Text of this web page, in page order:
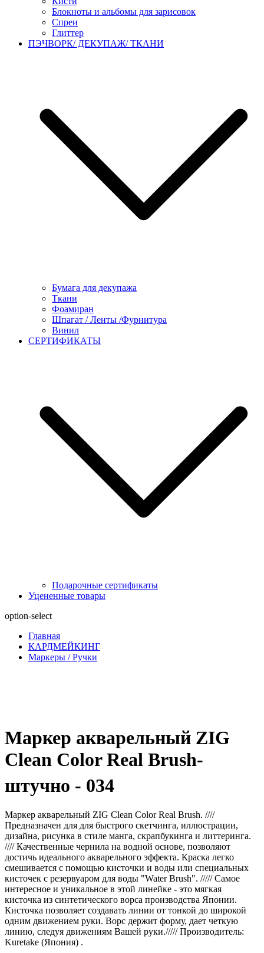
Блокноты и альбомы для зарисовок
Спреи
Глиттер
ПЭЧВОРК/ ДЕКУПАЖ/ ТКАНИ
Бумага для декупажа
Ткани
Фоамиран
Шпагат / Ленты /Фурнитура
Винил
СЕРТИФИКАТЫ
Подарочные сертификаты
Уцененные товары
option-select
Главная
КАРДМЕЙКИНГ
Маркеры / Ручки
Маркер акварельный ZIG
Clean Color Real Brush-
штучно - 034
Маркер акварельный ZIG Clean Color Real Brush. ////
Предназначен для для быстрого скетчинга, иллюстрации,
дизайна, рисунка в стиле манга, скрапбукинга и литтеринга.
//// Качественные чернила на водной основе, позволяют
достичь идеального акварельного эффекта. Краска легко
смешивается с помощью кисточки и воды или специальных
кисточек с резервуаром для воды "Water Brush". ///// Самое
интересное и уникальное в этой линейке - это мягкая
кисточка из синтетического ворса производства Японии.
Кисточка позволяет создавать линии от тонкой до широкой
одним движением руки. Ворс держит форму, дает четкую
линию, следуя движениям Вашей руки.///// Производитель:
Kuretake (Япония) .